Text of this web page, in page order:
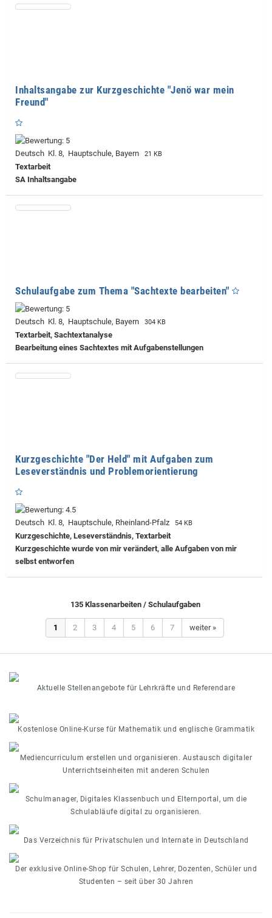
Inhaltsangabe zur Kurzgeschichte "Jenö war mein
Freund"
Deutsch Kl. 8, Hauptschule, Bayern 21 KB
Textarbeit
SA Inhaltsangabe
Schulaufgabe zum Thema "Sachtexte bearbeiten"
Deutsch Kl. 8, Hauptschule, Bayern 304 KB
Textarbeit, Sachtextanalyse
Bearbeitung eines Sachtextes mit Aufgabenstellungen
Kurzgeschichte "Der Held" mit Aufgaben zum
Leseverständnis und Problemorientierung
Deutsch Kl. 8, Hauptschule, Rheinland-Pfalz 54 KB
Kurzgeschichte, Leseverständnis, Textarbeit
Kurzgeschichte wurde von mir verändert, alle Aufgaben von mir
selbst entworfen
135 Klassenarbeiten / Schulaufgaben
1 2 3 4 5 6 7 weiter »
Aktuelle Stellenangebote für Lehrkräfte und Referendare
Kostenlose Online-Kurse für Mathematik und englische Grammatik
Mediencurriculum erstellen und organisieren. Austausch digitaler
Unterrichtseinheiten mit anderen Schulen
Schulmanager, Digitales Klassenbuch und Elternportal, um die
Schulabläufe digital zu organisieren.
Das Verzeichnis für Privatschulen und Internate in Deutschland
Der exklusive Online-Shop für Schulen, Lehrer, Dozenten, Schüler und
Studenten – seit über 30 Jahren